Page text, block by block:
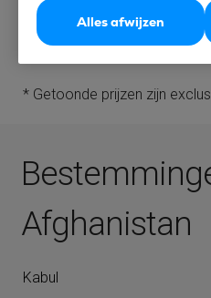
* Getoonde prijzen zijn
Afghanistan
Kabul
Alles afwijzen